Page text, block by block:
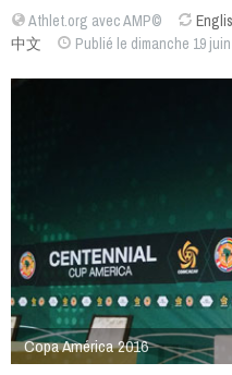
Athlet.org avec AMP©
中文
Publié le dimanche 19 juin
Copa América 2016